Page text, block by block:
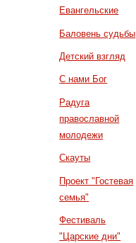
Евангельские
Баловень судьбы
Детский взгляд
С нами Бог
Радуга
православной
молодежи
Скауты
Проект "Гостевая
семья"
Фестиваль
"Царские дни"